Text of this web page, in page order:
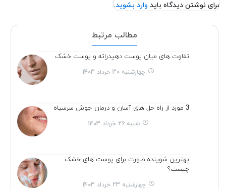
برای نوشتن دیدگاه باید وارد بشوید.
مطالب مرتبط
تفاوت های میان پوست دهیدراته و پوست خشک
چهارشنبه 30 خرداد 1403
3 مورد از راه حل های آسان و درمان جوش سرسیاه
شنبه 26 خرداد 1403
بهترین شوینده صورت برای پوست های خشک
چیست؟
چهارشنبه 23 خرداد 1403